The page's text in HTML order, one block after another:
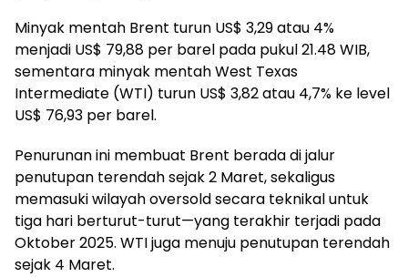
Minyak mentah Brent turun US$ 3,29 atau 4%
menjadi US$ 79,88 per barel pada pukul 21.48 WIB,
sementara minyak mentah West Texas
Intermediate (WTI) turun US$ 3,82 atau 4,7% ke level
US$ 76,93 per barel.
Penurunan ini membuat Brent berada di jalur
penutupan terendah sejak 2 Maret, sekaligus
memasuki wilayah oversold secara teknikal untuk
tiga hari berturut-turut—yang terakhir terjadi pada
Oktober 2025. WTI juga menuju penutupan terendah
sejak 4 Maret.